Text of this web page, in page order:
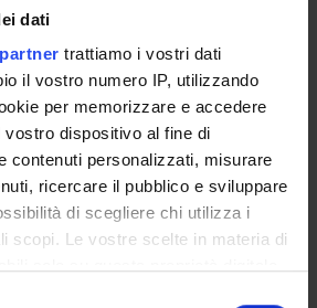
dati
trattiamo i vostri dati
il vostro numero IP, utilizzando
per memorizzare e accedere
dispositivo al fine di
contenuti personalizzati, misurare
ricercare il pubblico e sviluppare
di scegliere chi utilizza i
scopi. Le vostre scelte in materia di
Unterrichtsmethoden
de l’escrime : de La théorie des armes
: vers un dictionnaire multilingue